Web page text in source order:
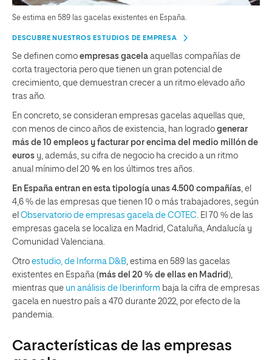
Se estima en 589 las gacelas existentes en España.
DESCUBRE NUESTROS ESTUDIOS DE EMPRESA
Se definen como empresas gacela aquellas compañías de
corta trayectoria pero que tienen un gran potencial de
crecimiento, que demuestran crecer a un ritmo elevado año
tras año.
En concreto, se consideran empresas gacelas aquellas que,
con menos de cinco años de existencia, han logrado generar
más de 10 empleos y facturar por encima del medio millón de
euros y, además, su cifra de negocio ha crecido a un ritmo
anual mínimo del 20 % en los últimos tres años.
En España entran en esta tipología unas 4.500 compañías , el
4,6 % de las empresas que tienen 10 o más trabajadores, según
el Observatorio de empresas gacela de COTEC . El 70 % de las
empresas gacela se localiza en Madrid, Cataluña, Andalucía y
Comunidad Valenciana.
Otro estudio, de Informa D&B , estima en 589 las gacelas
existentes en España (más del 20 % de ellas en Madrid),
mientras que un análisis de Iberinform baja la cifra de empresas
gacela en nuestro país a 470 durante 2022, por efecto de la
pandemia.
Características de las empresas